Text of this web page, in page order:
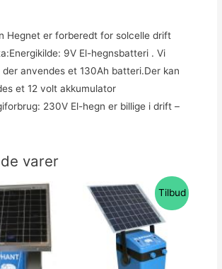
Hegnet er forberedt for solcelle drift
9V El-hegnsbatteri . Vi
anvendes et 130Ah batteri.Der kan
et 12 volt akkumulator
230V El-hegn er billige i drift –
varer
Tilbud